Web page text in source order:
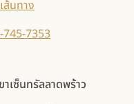
ส้นทาง
745-7353
าเซ็นทรัลลาดพร้าว